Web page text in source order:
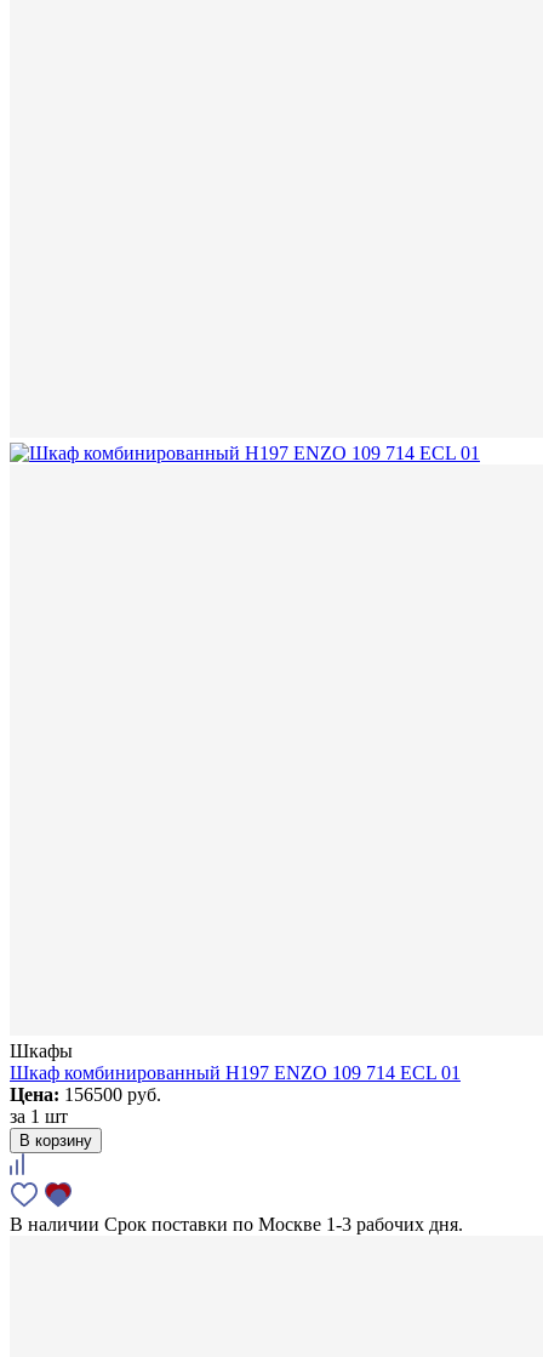
Шкафы
Шкаф комбинированный H197 ENZO 109 714 ECL 01
Цена: 156500 руб.
за 1 шт
В корзину
В наличии Срок поставки по Москве 1-3 рабочих дня.